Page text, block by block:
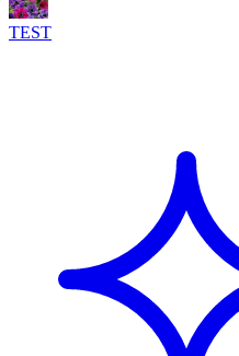
TEST